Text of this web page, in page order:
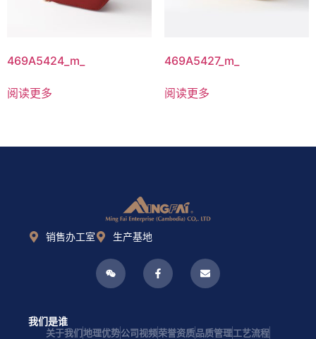
469A5424_m_
阅读更多
469A5427_m_
阅读更多
销售办工室 生产基地
我们是谁
关于我们 地理优势公司视频荣誉资质品质管理工艺流程